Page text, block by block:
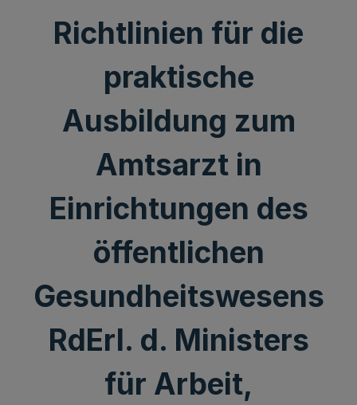
Richtlinien für die
praktische
Ausbildung zum
Amtsarzt in
Einrichtungen des
öffentlichen
Gesundheitswesens
RdErl. d. Ministers
für Arbeit,